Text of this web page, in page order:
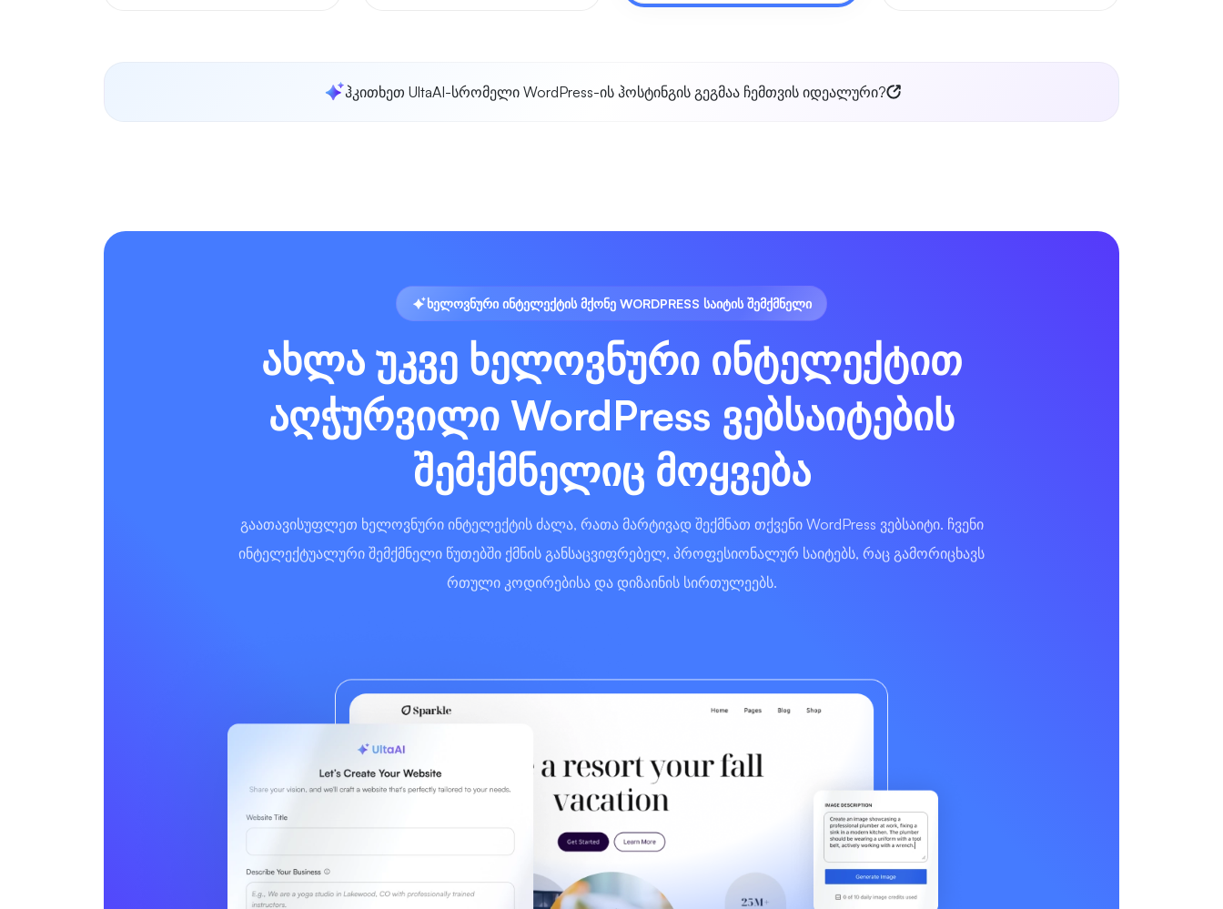
ჰკითხეთ UltaAI-სრომელი WordPress-ის ჰოსტინგის გეგმაა ჩემთვის იდეალური?
ᲮᲔᲚᲝᲕᲜᲣᲠᲘ ᲘᲜᲢᲔᲚᲔᲥᲢᲘᲡ ᲛᲥᲝᲜᲔ WORDPRESS ᲡᲐᲘᲢᲘᲡ ᲨᲔᲛᲥᲛᲜᲔᲚᲘ
ახლა უკვე ხელოვნური ინტელექტით
აღჭურვილი WordPress ვებსაიტების
შემქმნელიც მოყვება
გაათავისუფლეთ ხელოვნური ინტელექტის ძალა, რათა მარტივად შექმნათ თქვენი WordPress ვებსაიტი. ჩვენი
ინტელექტუალური შემქმნელი წუთებში ქმნის განსაცვიფრებელ, პროფესიონალურ საიტებს, რაც გამორიცხავს
რთული კოდირებისა და დიზაინის სირთულეებს.